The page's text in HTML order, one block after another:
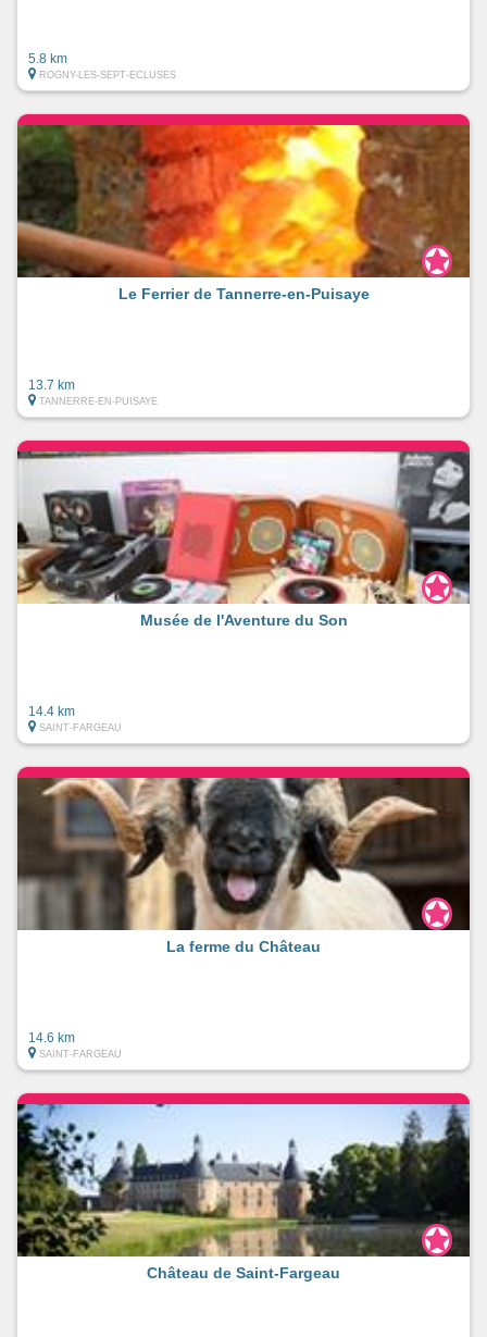
5.8 km
ROGNY-LES-SEPT-ECLUSES
Le Ferrier de Tannerre-en-Puisaye
13.7 km
TANNERRE-EN-PUISAYE
Musée de l'Aventure du Son
14.4 km
SAINT-FARGEAU
La ferme du Château
14.6 km
SAINT-FARGEAU
Château de Saint-Fargeau